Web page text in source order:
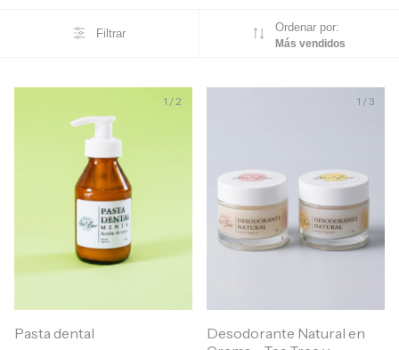
Filtrar Ordenar por:
Más vendidos
1 /2
Pasta dental
1 / 3
Desodorante Natural en